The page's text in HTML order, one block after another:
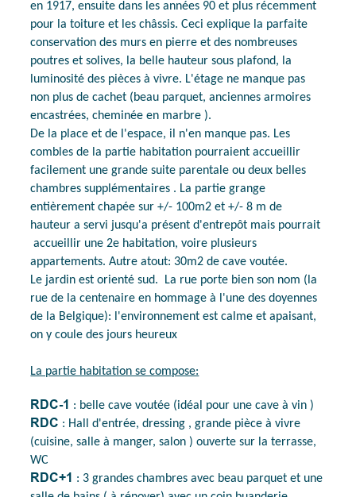
en 1917, ensuite dans les années 90 et plus récemment
pour la toiture et les châssis. Ceci explique la parfaite
conservation des murs en pierre et des nombreuses
poutres et solives, la belle hauteur sous plafond, la
luminosité des pièces à vivre. L'étage ne manque pas
non plus de cachet (beau parquet, anciennes armoires
encastrées, cheminée en marbre ).
De la place et de l'espace, il n'en manque pas. Les
combles de la partie habitation pourraient accueillir
facilement une grande suite parentale ou deux belles
chambres supplémentaires . La partie grange
entièrement chapée sur +/- 100m2 et +/- 8 m de
hauteur a servi jusqu'a présent d'entrepôt mais pourrait
accueillir une 2e habitation, voire plusieurs
appartements. Autre atout: 30m2 de cave voutée.
Le jardin est orienté sud. La rue porte bien son nom (la
rue de la centenaire en hommage à l'une des doyennes
de la Belgique): l'environnement est calme et apaisant,
on y coule des jours heureux
La partie habitation se compose:
RDC-1 : belle cave voutée (idéal pour une cave à vin )
RDC : Hall d'entrée, dressing , grande pièce à vivre
(cuisine, salle à manger, salon ) ouverte sur la terrasse,
WC
RDC+1 : 3 grandes chambres avec beau parquet et une